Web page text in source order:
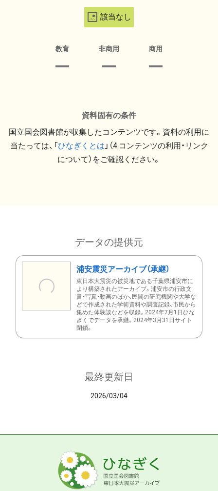
該当なし
教育 非商用 商用
資料固有の条件
国立国会図書館が収集したコンテンツです。資料の利用に
当たっては、「ひなぎくとは 」（4.コンテンツの利用・リンク
について）をご確認ください。
データの提供元
浦安震災アーカイブ（承継）
東日本大震災の被災地である千葉県浦安市に
より構築されたアーカイブ。浦安市の行政文
書・写真・動画のほか、民間の研究機関や大学な
どで作成された学術資料や調査記録、市民から
集めた体験談などを収録。2024年7月1日ひな
ぎくでデータを承継。2024年3月31日サイト
閉鎖。
最終更新日
2026/03/04